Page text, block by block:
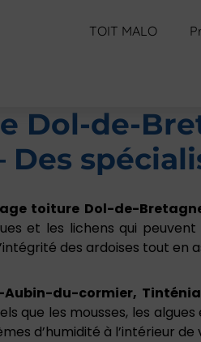
TOIT MALO
Dol-de-
Des
toiture Dol-de-
et les lichens qui
des ardoises tout
du-cormier,
que les mousses, les
d’humidité à l’intérieur de